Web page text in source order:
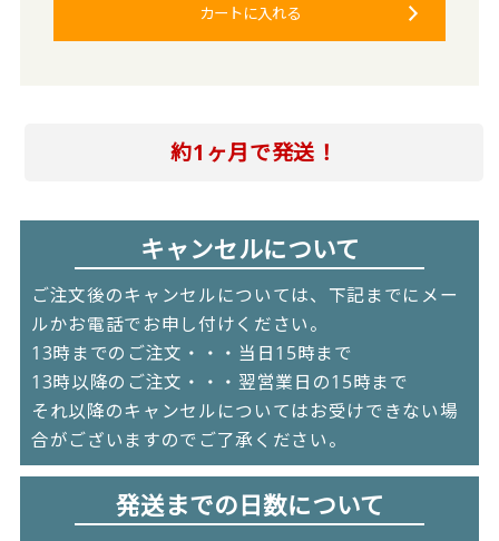
カートに入れる
約1ヶ月で発送！
キャンセルについて
ご注文後のキャンセルについては、下記までにメー
ルかお電話でお申し付けください。
13時までのご注文・・・当日15時まで
13時以降のご注文・・・翌営業日の15時まで
それ以降のキャンセルについてはお受けできない場
合がございますのでご了承ください。
発送までの日数について